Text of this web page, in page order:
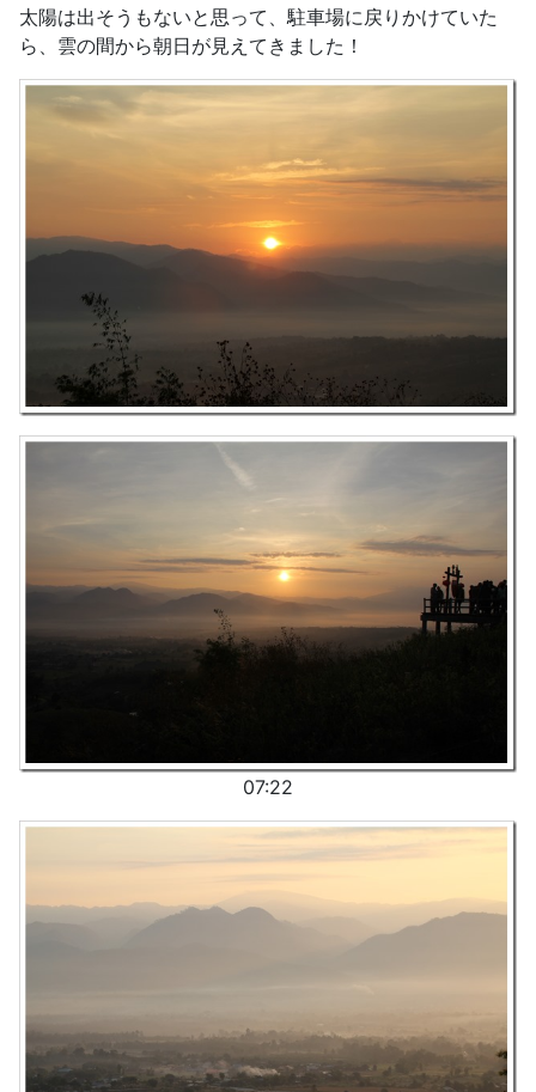
太陽は出そうもないと思って、駐車場に戻りかけていた
ら、雲の間から朝日が見えてきました！
07:22